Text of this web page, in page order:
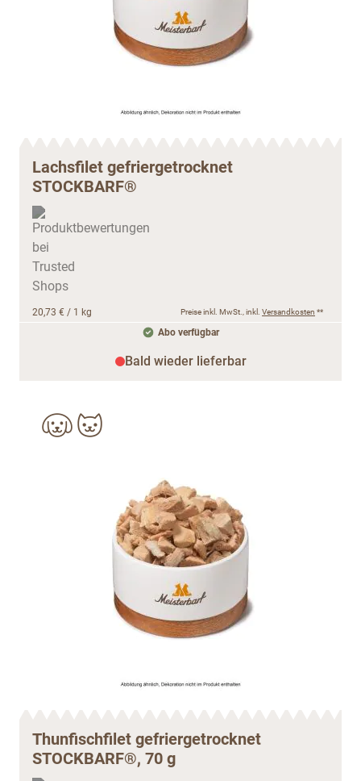
Lachsfilet gefriergetrocknet
STOCKBARF®
20,73 € / 1 kg Preise inkl. MwSt., inkl. Versandkosten **
Abo verfügbar
Bald wieder lieferbar
Thunfischfilet gefriergetrocknet
STOCKBARF®, 70 g